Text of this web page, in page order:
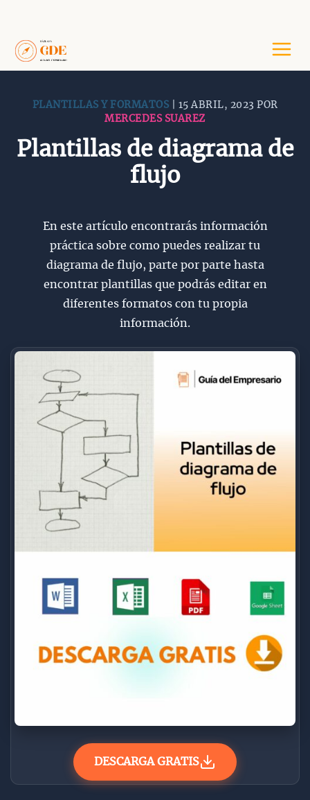
contenido
PLANTILLAS Y FORMATOS | 15 ABRIL, 2023 POR
MERCEDES SUAREZ
Plantillas de diagrama de
flujo
En este artículo encontrarás información
práctica sobre como puedes realizar tu
diagrama de flujo, parte por parte hasta
encontrar plantillas que podrás editar en
diferentes formatos con tu propia
información.
DESCARGA GRATIS